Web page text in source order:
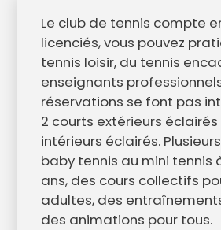
Le club de tennis compte
licenciés, vous pouvez
tennis loisir, du tennis
enseignants
réservations se font pas
2 courts extérieurs éclairés
intérieurs éclairés.
baby tennis au mini tennis
ans, des cours collectifs
adultes, des
des animations pour tous.